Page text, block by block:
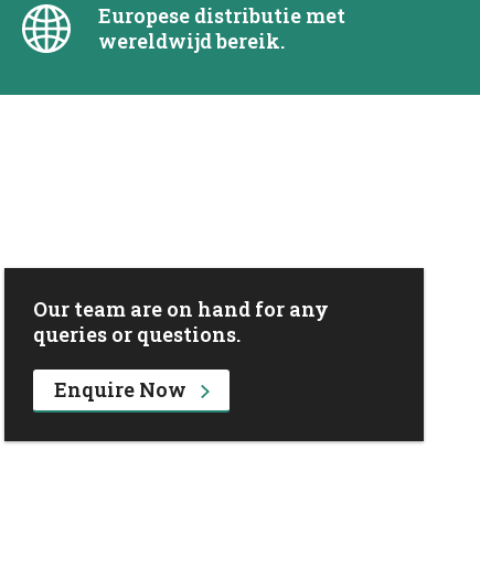
Europese distributie met
wereldwijd bereik.
Our team are on hand for any
queries or questions.
Enquire Now